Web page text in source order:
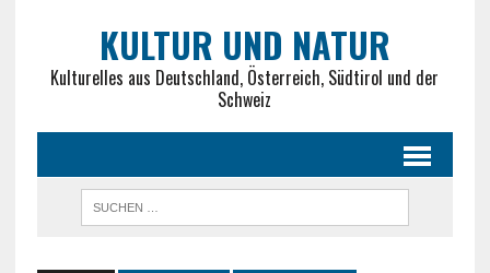
KULTUR UND NATUR
Kulturelles aus Deutschland, Österreich, Südtirol und der
Schweiz